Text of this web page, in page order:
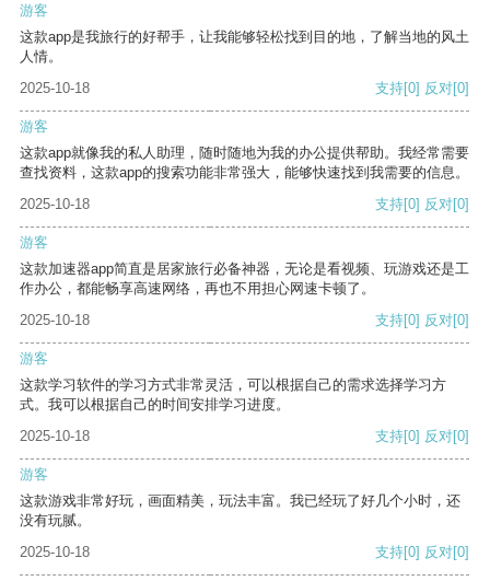
游客
这款app是我旅行的好帮手，让我能够轻松找到目的地，了解当地的风土
人情。
2025-10-18
支持[0] 反对[0]
游客
这款app就像我的私人助理，随时随地为我的办公提供帮助。我经常需要
查找资料，这款app的搜索功能非常强大，能够快速找到我需要的信息。
2025-10-18
支持[0] 反对[0]
游客
这款加速器app简直是居家旅行必备神器，无论是看视频、玩游戏还是工
作办公，都能畅享高速网络，再也不用担心网速卡顿了。
2025-10-18
支持[0] 反对[0]
游客
这款学习软件的学习方式非常灵活，可以根据自己的需求选择学习方
式。我可以根据自己的时间安排学习进度。
2025-10-18
支持[0] 反对[0]
游客
这款游戏非常好玩，画面精美，玩法丰富。我已经玩了好几个小时，还
没有玩腻。
2025-10-18
支持[0] 反对[0]